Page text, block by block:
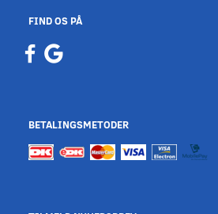
FIND OS PÅ
BETALINGSMETODER